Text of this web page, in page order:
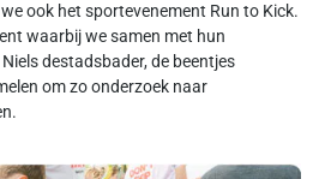
ook het sportevenement Run to Kick.
waarbij we samen met hun
destadsbader, de beentjes
om zo onderzoek naar